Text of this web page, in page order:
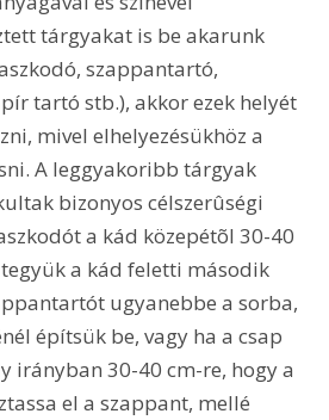
tárgyakat is be akarunk
szappantartó,
tartó stb.), akkor ezek helyét
mivel elhelyezésükhöz a
A leggyakoribb tárgyak
bizonyos célszerûségi
a kád közepétõl 30-40
a kád feletti második
ugyanebbe a sorba,
építsük be, vagy ha a csap
irányban 30-40 cm-re, hogy a
el a szappant, mellé